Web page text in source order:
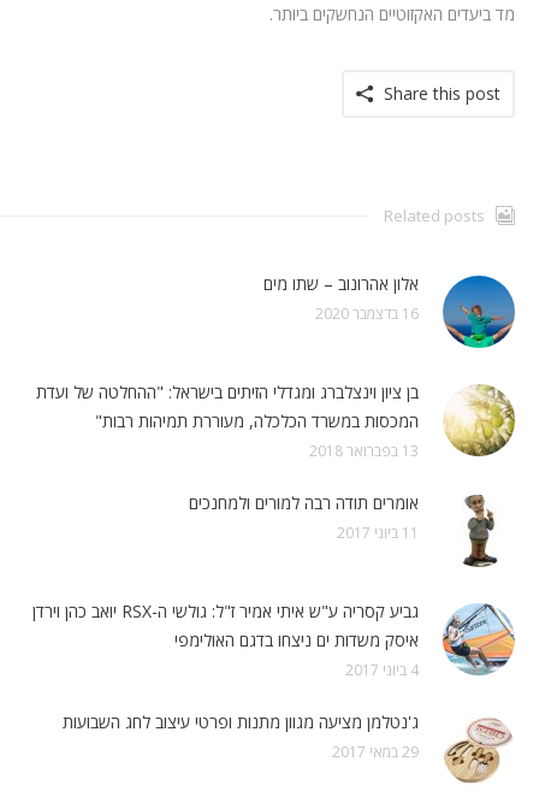
מד ביעדים האקזוטיים הנחשקים ביותר.
Share this post
Related posts
אלון אהרונוב – שתו מים
16 בדצמבר 2020
בן ציון וינצלברג ומגדלי הזיתים בישראל: "ההחלטה של ועדת
המכסות במשרד הכלכלה, מעוררת תמיהות רבות"
13 בפברואר 2018
אומרים תודה רבה למורים ולמחנכים
11 ביוני 2017
גביע קסריה ע"ש איתי אמיר ז"ל: גולשי ה-RSX יואב כהן וירדן
איסק משדות ים ניצחו בדגם האולימפי
4 ביוני 2017
ג'נטלמן מציעה מגוון מתנות ופרטי עיצוב לחג השבועות
29 במאי 2017